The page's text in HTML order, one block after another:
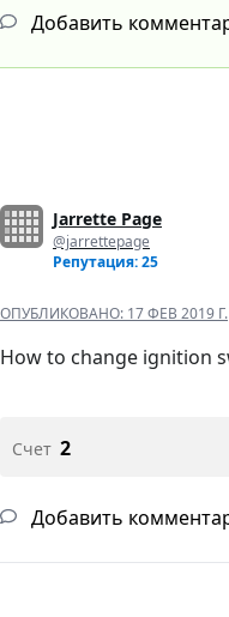
Добавить
Jarrette Page
@jarrettepage
Репутация: 25
ОПУБЛИКОВАНО: 17 ФЕВ 2019 Г.
How to change ignition
Счет 2
Добавить